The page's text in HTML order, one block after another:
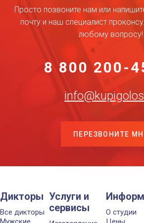
Просто позвоните нам или
почту и наш специалист
любому вопросу!
8 800 200-
ПЕРЕЗВОНИТЕ
Дикторы
Все дикторы
Услуги и
сервисы
О студии